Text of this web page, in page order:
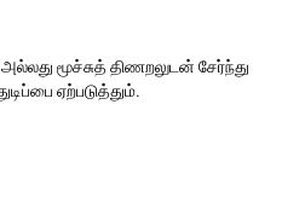
மூச்சுத் திணறலுடன் சேர்ந்து
ஏற்படுத்தும்.